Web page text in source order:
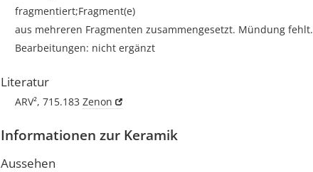
fragmentiert;Fragment(e)
aus mehreren Fragmenten zusammengesetzt. Mündung fehlt.
Bearbeitungen: nicht ergänzt
Literatur
ARV², 715.183 Zenon
Informationen zur Keramik
Aussehen